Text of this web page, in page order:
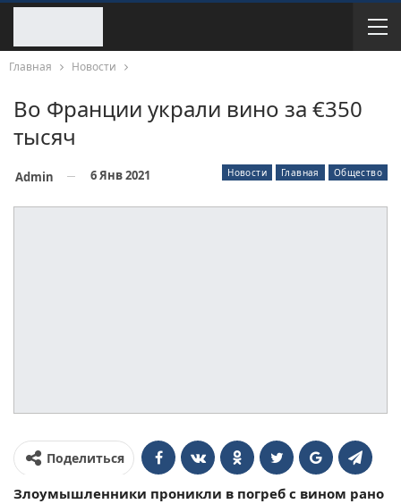
Главная Новости
Во Франции украли вино за €350
тысяч
Новости Главная Общество
Admin 6 Янв 2021
Поделиться
Злоумышленники проникли в погреб с вином рано